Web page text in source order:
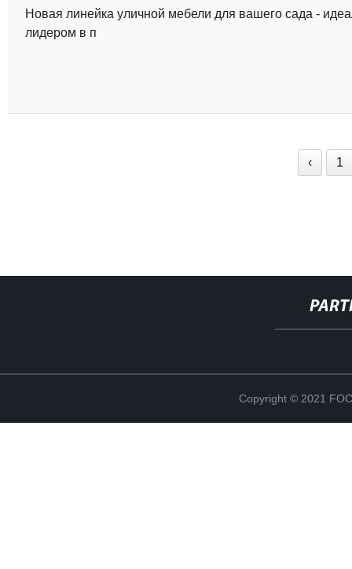
Новая линейка уличной мебели для вашего сада -
лидером в п
‹ 1
Copyright © 2021